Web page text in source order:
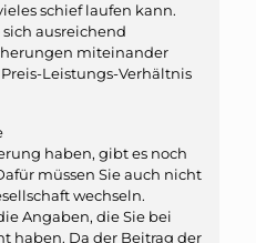
schief laufen kann.
ausreichend
miteinander
Leistungs-Verhältnis
haben, gibt es noch
müssen Sie auch nicht
wechseln.
Angaben, die Sie bei
haben. Da der Beitrag der